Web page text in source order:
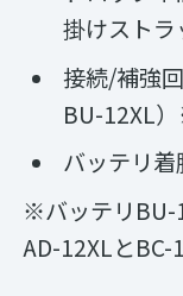
掛けストラ
接続/補強
BU-12XL
バッテリ着
※バッテリBU-
AD-12XLとBC-